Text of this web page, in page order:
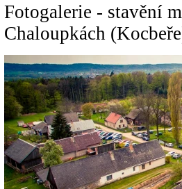
Fotogalerie - stavění
Chaloupkách